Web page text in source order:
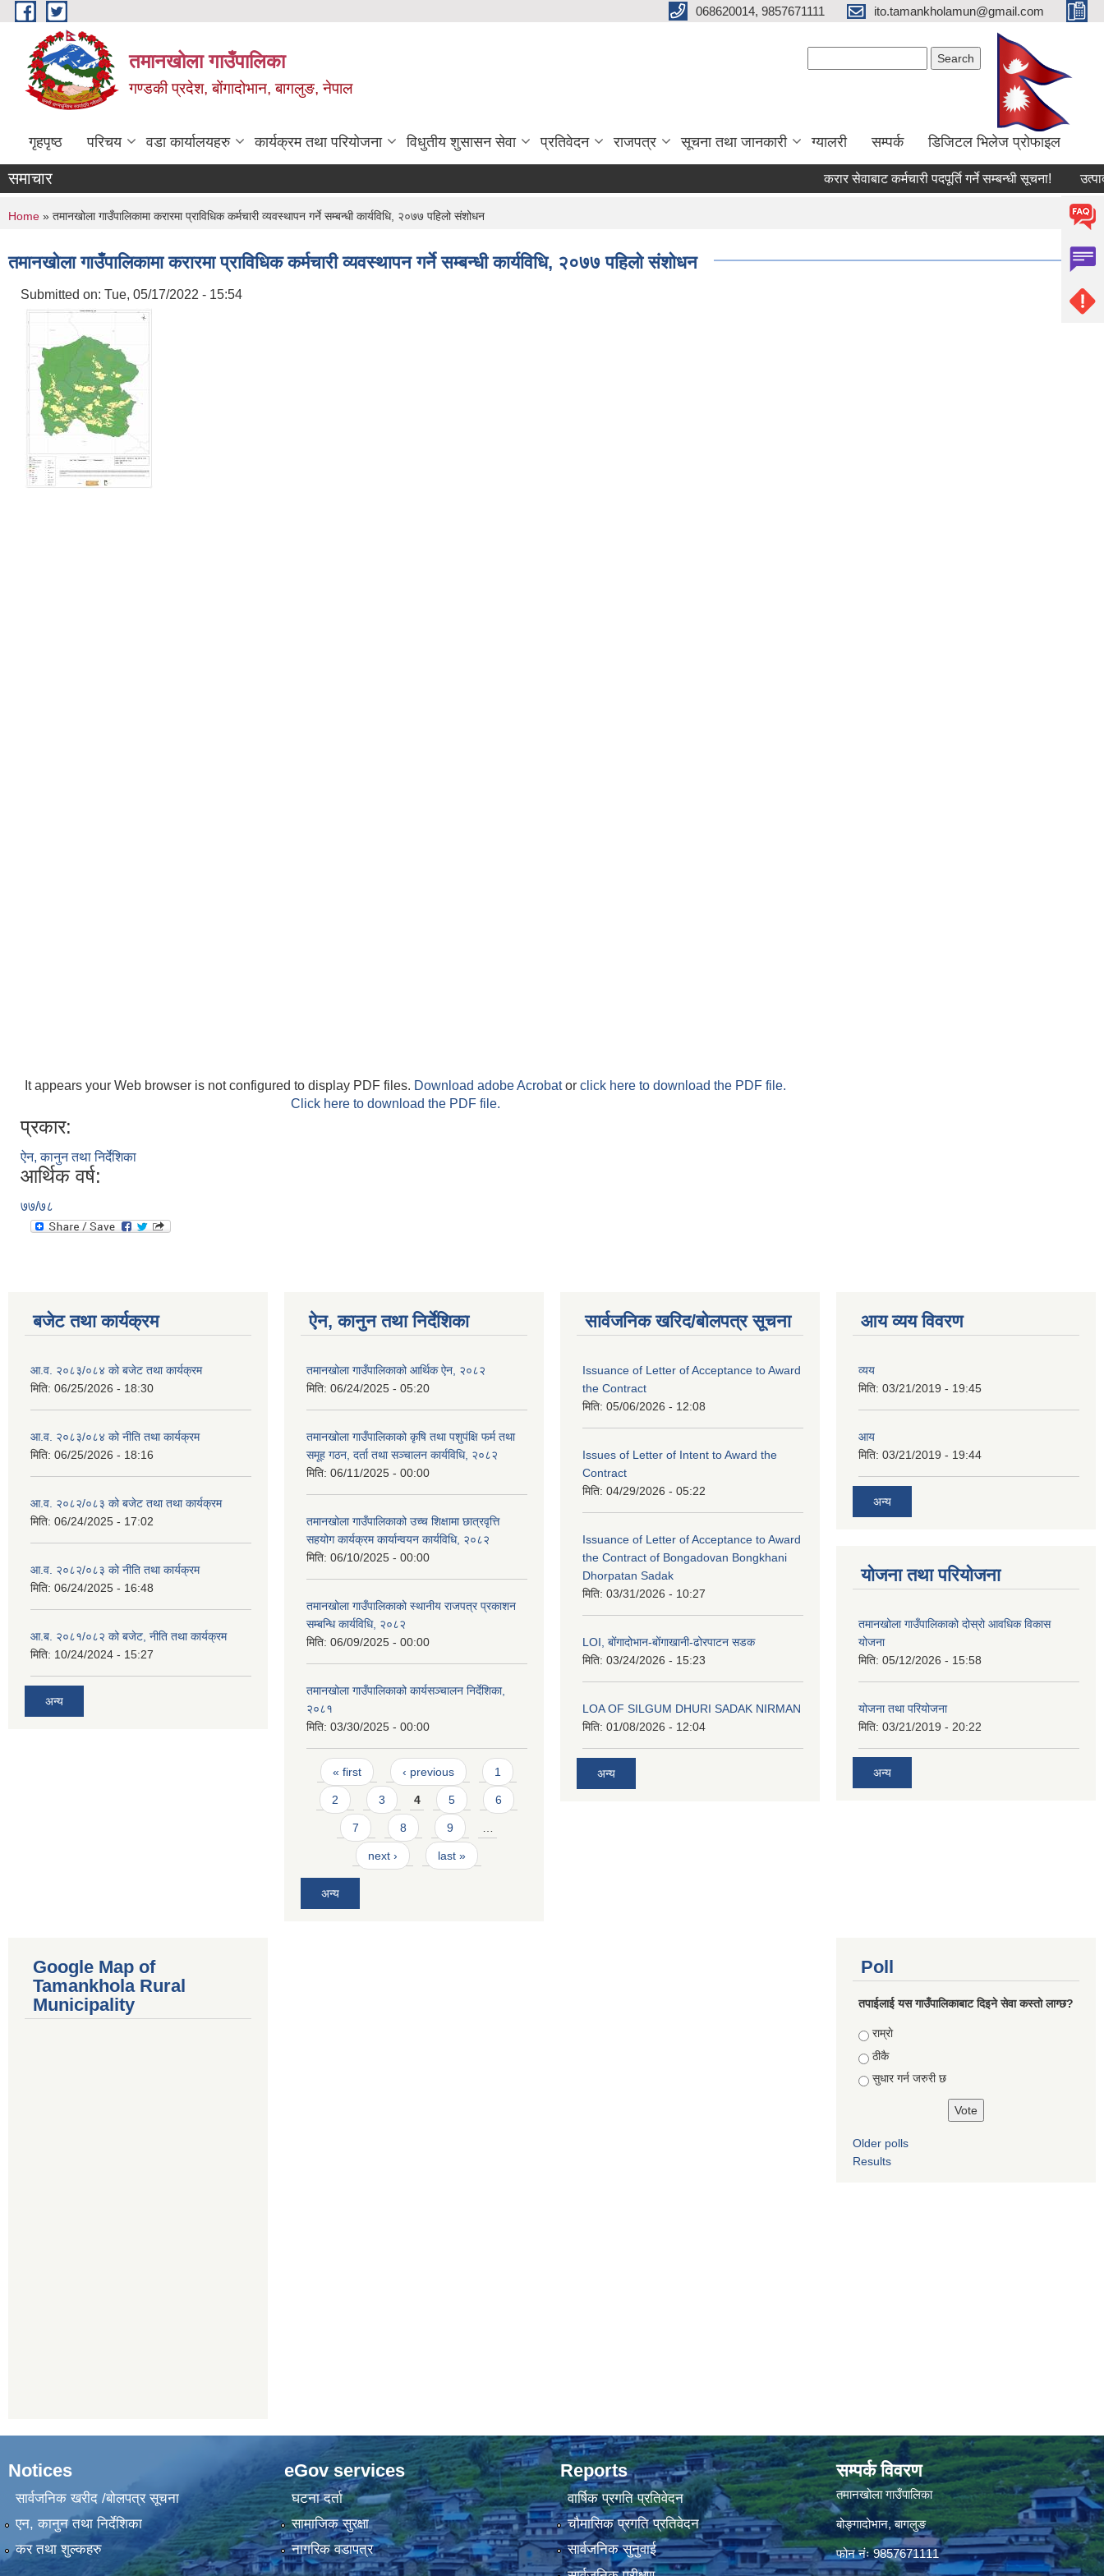
Skip to main content 068620014, 9857671111 ito.tamankholamun@gmail.com
तमानखोला गाउँपालिका
गण्डकी प्रदेश, बोंगादोभान, बागलुङ, नेपाल
गृहपृष्ठ परिचय वडा कार्यालयहरु कार्यक्रम तथा परियोजना विधुतीय शुसासन सेवा प्रतिवेदन राजपत्र सूचना तथा जानकारी ग्यालरी सम्पर्क डिजिटल भिलेज प्राेफाइल
समाचार करार सेवाबाट कर्मचारी पदपूर्ति गर्ने सम्बन्धी सूचना!
You are here
Home » तमानखोला गाउँपालिकामा करारमा प्राविधिक कर्मचारी व्यवस्थापन गर्ने सम्बन्धी कार्यविधि, २०७७ पहिलो संशोधन
तमानखोला गाउँपालिकामा करारमा प्राविधिक कर्मचारी व्यवस्थापन गर्ने सम्बन्धी कार्यविधि, २०७७ पहिलो संशोधन
Submitted on: Tue, 05/17/2022 - 15:54
It appears your Web browser is not configured to display PDF files. Download adobe Acrobator click here to download the PDF file.
Click here to download the PDF file.
प्रकार:
ऐन, कानुन तथा निर्देशिका
आर्थिक वर्ष:
७७/७८
बजेट तथा कार्यक्रम
आ.व. २०८३/०८४ को बजेट तथा कार्यक्रम
मिति: 06/25/2026 - 18:30
आ.व. २०८३/०८४ को नीति तथा कार्यक्रम
मिति: 06/25/2026 - 18:16
आ.व. २०८२/०८३ को बजेट तथा तथा कार्यक्रम
मिति: 06/24/2025 - 17:02
आ.व. २०८२/०८३ को नीति तथा कार्यक्रम
मिति: 06/24/2025 - 16:48
आ.ब. २०८१/०८२ को बजेट, नीति तथा कार्यक्रम
मिति: 10/24/2024 - 15:27
अन्य
ऐन, कानुन तथा निर्देशिका
तमानखोला गाउँपालिकाको आर्थिक ऐन, २०८२
मिति: 06/24/2025 - 05:20
तमानखोला गाउँपालिकाको कृषि तथा पशुपंक्षि फर्म तथा
समूह गठन, दर्ता तथा सञ्चालन कार्यविधि, २०८२
मिति: 06/11/2025 - 00:00
तमानखोला गाउँपालिकाको उच्च शिक्षामा छात्रवृत्ति
सहयोग कार्यक्रम कार्यान्वयन कार्यविधि, २०८२
मिति: 06/10/2025 - 00:00
तमानखोला गाउँपालिकाको स्थानीय राजपत्र प्रकाशन
सम्बन्धि कार्यविधि, २०८२
मिति: 06/09/2025 - 00:00
तमानखोला गाउँपालिकाको कार्यसञ्चालन निर्देशिका,
२०८१
मिति: 03/30/2025 - 00:00
Pages
« first ‹ previous 1
2 3 4 5 6
7 8 9
next › last »
अन्य
सार्वजनिक खरिद/बोलपत्र सूचना
Issuance of Letter of Acceptance to Award
the Contract
मिति: 05/06/2026 - 12:08
Issues of Letter of Intent to Award the
Contract
मिति: 04/29/2026 - 05:22
Issuance of Letter of Acceptance to Award
the Contract of Bongadovan Bongkhani
Dhorpatan Sadak
मिति: 03/31/2026 - 10:27
LOI, बोंगादोभान-बोंगाखानी-ढोरपाटन सडक
मिति: 03/24/2026 - 15:23
LOA OF SILGUM DHURI SADAK NIRMAN
मिति: 01/08/2026 - 12:04
अन्य
आय व्यय विवरण
व्यय
मिति: 03/21/2019 - 19:45
आय
मिति: 03/21/2019 - 19:44
अन्य
योजना तथा परियोजना
तमानखोला गाउँपालिकाको दोस्रो आवधिक विकास
योजना
मिति: 05/12/2026 - 15:58
योजना तथा परियोजना
मिति: 03/21/2019 - 20:22
अन्य
Google Map of
Tamankhola Rural
Municipality
Poll
तपाईलाई यस गाउँपालिकाबाट दिइने सेवा कस्तो लाग्छ?
Choices
राम्राे
ठीकै
सुधार गर्न जरुरी छ
Older polls
Results
Notices
सार्वजनिक खरीद /बोलपत्र सूचना
एन, कानुन तथा निर्देशिका
कर तथा शुल्कहरु
eGov services
घटना दर्ता
सामाजिक सुरक्षा
नागरिक वडापत्र
Reports
वार्षिक प्रगति प्रतिवेदन
चौमासिक प्रगति प्रतिवेदन
सार्वजनिक सुनुवाई
सम्पर्क विवरण
तमानखोला गाउँपालिका
बोङ्गादोभान, बागलुङ
फोन नंः 9857671111